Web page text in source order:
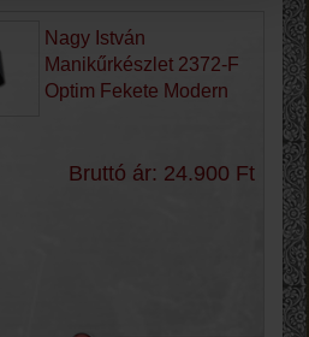
Nagy István
Manikűrkészlet 2372-F
Optim Fekete Modern
Bruttó ár: 24.900 Ft